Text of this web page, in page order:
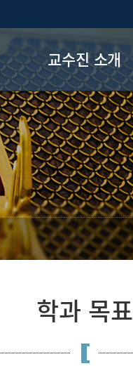
교수진 소개
교수진
학과 목표